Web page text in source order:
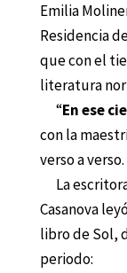
Emilia
Residencia
que con el
literatura
“En ese
con la
verso a verso.
La
Casanova
libro de Sol,
periodo: